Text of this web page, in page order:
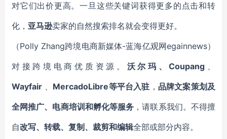
对它们出价更高。一旦这些关键词获得更多的点击和转
化 ， 亚马逊卖家的自然搜索排名就会变得更好。
（Polly Zhang跨境电商新媒体-蓝海亿观网egainnews）
对接跨境电商优质资源。 沃尔玛、Coupang 、
Wayfair 、 MercadoLibre等平台入驻 ， 品牌文案策划及
全网推广、电商培训和孵化等服务 ，请联系我们。不得擅
自改写、转载、复制、裁剪和编辑全部或部分内容。